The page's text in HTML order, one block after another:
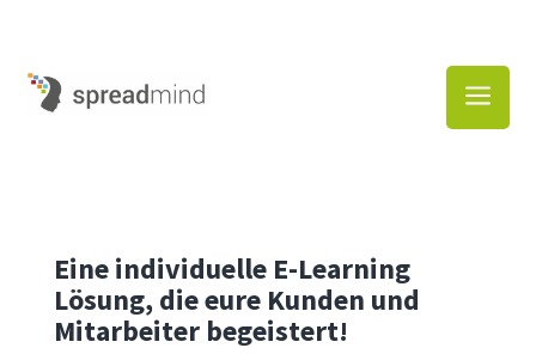
a
Eine individuelle E-Learning
Lösung, die eure Kunden und
Mitarbeiter begeistert!